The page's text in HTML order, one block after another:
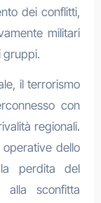
dei conflitti,
militari
gruppi.
il terrorismo
con
regionali.
dello
perdita del
alla sconfitta